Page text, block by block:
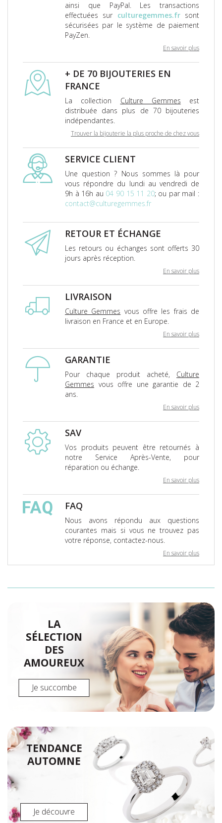
ainsi que PayPal. Les transactions
effectuées sur culturegemmes.frsont
sécurisées par le système de paiement
PayZen.
En savoir plus
+ DE 70 BIJOUTERIES EN
FRANCE
La collection Culture Gemmes est
distribuée dans plus de 70 bijouteries
indépendantes.
Trouver la bijouterie la plus proche de chez vous
SERVICE CLIENT
Une question ? Nous sommes là pour
vous répondre du lundi au vendredi de
9h à 16h au 04 90 15 11 20; ou par mail :
contact@culturegemmes.fr
RETOUR ET ÉCHANGE
Les retours ou échanges sont offerts 30
jours après réception.
En savoir plus
LIVRAISON
Culture Gemmes vous offre les frais de
livraison en France et en Europe.
En savoir plus
GARANTIE
Pour chaque produit acheté, Culture
Gemmes vous offre une garantie de 2
ans.
En savoir plus
SAV
Vos produits peuvent être retournés à
notre Service Après-Vente, pour
réparation ou échange.
En savoir plus
FAQ
Nous avons répondu aux questions
courantes mais si vous ne trouvez pas
votre réponse, contactez-nous.
En savoir plus
LA
SÉLECTION
DES
AMOUREUX
Je succombe
TENDANCE
AUTOMNE
Je découvre